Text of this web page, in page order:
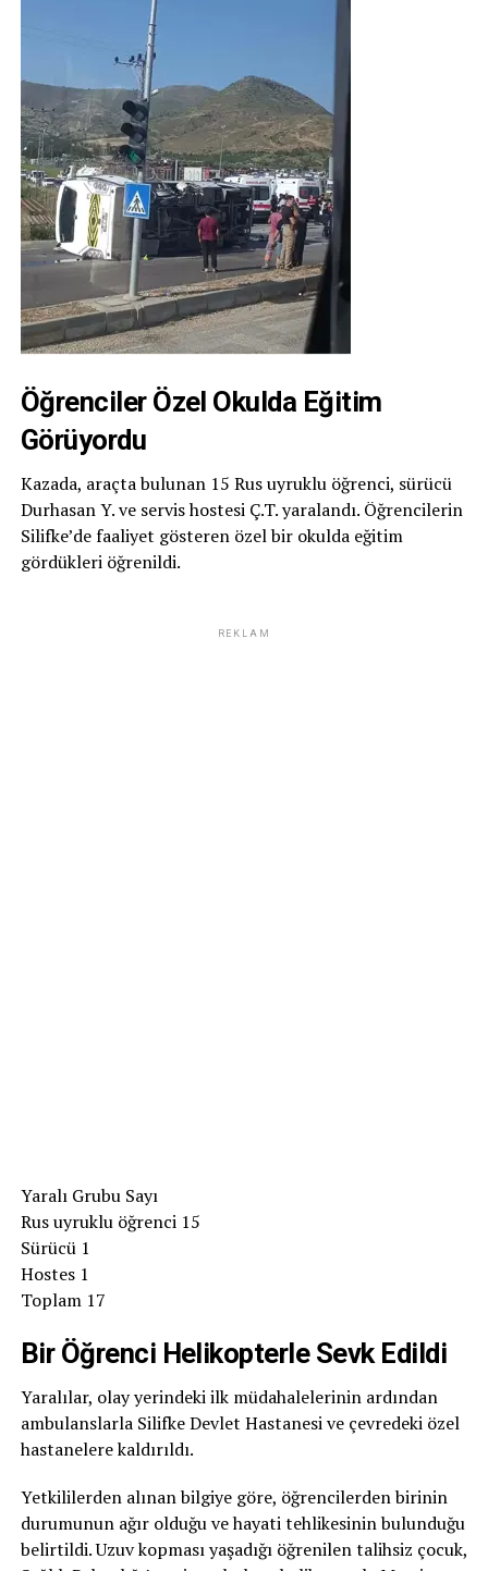
Öğrenciler Özel Okulda Eğitim
Görüyordu
Kazada, araçta bulunan 15 Rus uyruklu öğrenci, sürücü
Durhasan Y. ve servis hostesi Ç.T. yaralandı. Öğrencilerin
Silifke’de faaliyet gösteren özel bir okulda eğitim
gördükleri öğrenildi.
REKLAM
Yaralı Grubu Sayı
Rus uyruklu öğrenci 15
Sürücü 1
Hostes 1
Toplam 17
Bir Öğrenci Helikopterle Sevk Edildi
Yaralılar, olay yerindeki ilk müdahalelerinin ardından
ambulanslarla Silifke Devlet Hastanesi ve çevredeki özel
hastanelere kaldırıldı.
Yetkililerden alınan bilgiye göre, öğrencilerden birinin
durumunun ağır olduğu ve hayati tehlikesinin bulunduğu
belirtildi. Uzuv kopması yaşadığı öğrenilen talihsiz çocuk,